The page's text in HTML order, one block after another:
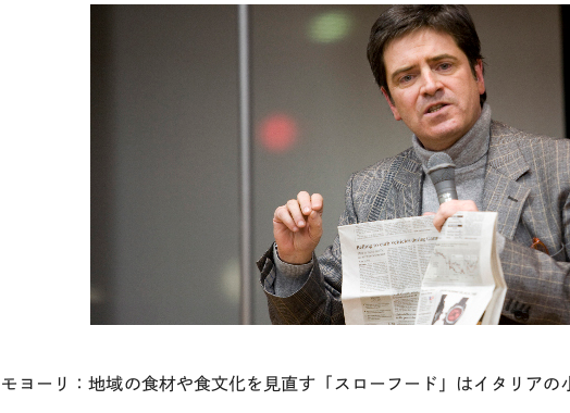
モヨーリ：地域の食材や食文化を見直す「スローフード」はイタリアの